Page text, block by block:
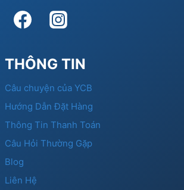
THÔNG TIN
Câu chuyện của YCB
Hướng Dẫn Đặt Hàng
Thông Tin Thanh Toán
Câu Hỏi Thường Gặp
Blog
Liên Hệ